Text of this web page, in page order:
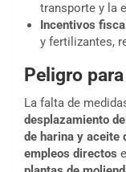
transporte y la
Incentivos
y fertilizantes,
Peligro
La falta de
desplazamiento
de harina y aceite
empleos directos